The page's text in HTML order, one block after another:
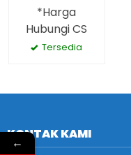
*Harga
Hubungi CS
Tersedia
KONTAK KAMI
←